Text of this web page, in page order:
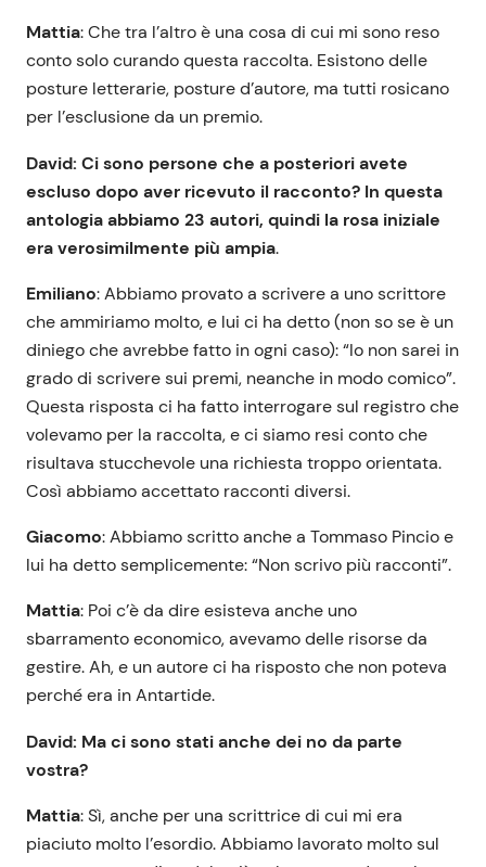
Mattia: Che tra l’altro è una cosa di cui mi sono reso
conto solo curando questa raccolta. Esistono delle
posture letterarie, posture d’autore, ma tutti rosicano
per l’esclusione da un premio.
David: Ci sono persone che a posteriori avete
escluso dopo aver ricevuto il racconto? In questa
antologia abbiamo 23 autori, quindi la rosa iniziale
era verosimilmente più ampia.
Emiliano: Abbiamo provato a scrivere a uno scrittore
che ammiriamo molto, e lui ci ha detto (non so se è un
diniego che avrebbe fatto in ogni caso): “Io non sarei in
grado di scrivere sui premi, neanche in modo comico”.
Questa risposta ci ha fatto interrogare sul registro che
volevamo per la raccolta, e ci siamo resi conto che
risultava stucchevole una richiesta troppo orientata.
Così abbiamo accettato racconti diversi.
Giacomo: Abbiamo scritto anche a Tommaso Pincio e
lui ha detto semplicemente: “Non scrivo più racconti”.
Mattia: Poi c’è da dire esisteva anche uno
sbarramento economico, avevamo delle risorse da
gestire. Ah, e un autore ci ha risposto che non poteva
perché era in Antartide.
David: Ma ci sono stati anche dei no da parte
vostra?
Mattia: Sì, anche per una scrittrice di cui mi era
piaciuto molto l’esordio. Abbiamo lavorato molto sul